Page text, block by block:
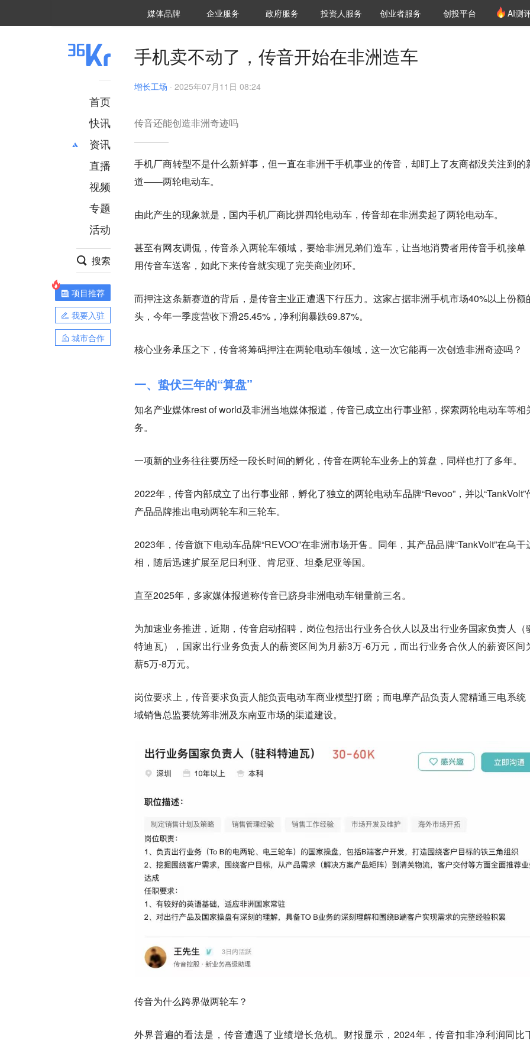
媒体品牌 36Kr研究院
企业服务 城市之窗
政府服务 VClub投资机构库
投资机构职位推介
投资人服务 创投氪堂
创业者服务 创投平台 AI测
首页
快讯
资讯
推荐
财经
项目推荐
安徽
直播
视频
专题
活动
搜索
项目推荐
我要入驻
城市合作
手机卖不动了，传音开始在非洲造车
增长工场 · 2025年07月11日 08:24
传音还能创造非洲奇迹吗
手机厂商转型不是什么新鲜事，但一直在非洲干手机事业的传音，却盯上了友商都没关注到的
道——两轮电动车。
由此产生的现象就是，国内手机厂商比拼四轮电动车，传音却在非洲卖起了两轮电动车。
甚至有网友调侃，传音杀入两轮车领域，要给非洲兄弟们造车，让当地消费者用传音手机接单
用传音车送客，如此下来传音就实现了完美商业闭环。
而押注这条新赛道的背后，是传音主业正遭遇下行压力。这家占据非洲手机市场40%以上份额
头，今年一季度营收下滑25.45%，净利润暴跌69.87%。
核心业务承压之下，传音将筹码押注在两轮电动车领域，这一次它能再一次创造非洲奇迹吗？
一、蛰伏三年的“算盘”
知名产业媒体rest of world及非洲当地媒体报道，传音已成立出行事业部，探索两轮电动车等相
务。
一项新的业务往往要历经一段长时间的孵化，传音在两轮车业务上的算盘，同样也打了多年。
2022年，传音内部成立了出行事业部，孵化了独立的两轮电动车品牌“Revoo”，并以“TankVolt”
产品品牌推出电动两轮车和三轮车。
2023年，传音旗下电动车品牌“REVOO”在非洲市场开售。同年，其产品品牌“TankVolt”在乌干
相，随后迅速扩展至尼日利亚、肯尼亚、坦桑尼亚等国。
直至2025年，多家媒体报道称传音已跻身非洲电动车销量前三名。
为加速业务推进，近期，传音启动招聘，岗位包括出行业务合伙人以及出行业务国家负责人（
特迪瓦），国家出行业务负责人的薪资区间为月薪3万-6万元，而出行业务合伙人的薪资区间
薪5万-8万元。
岗位要求上，传音要求负责人能负责电动车商业模型打磨；而电摩产品负责人需精通三电系统
域销售总监要统筹非洲及东南亚市场的渠道建设。
传音为什么跨界做两轮车？
外界普遍的看法是，传音遭遇了业绩增长危机。财报显示，2024年，传音扣非净利润同比